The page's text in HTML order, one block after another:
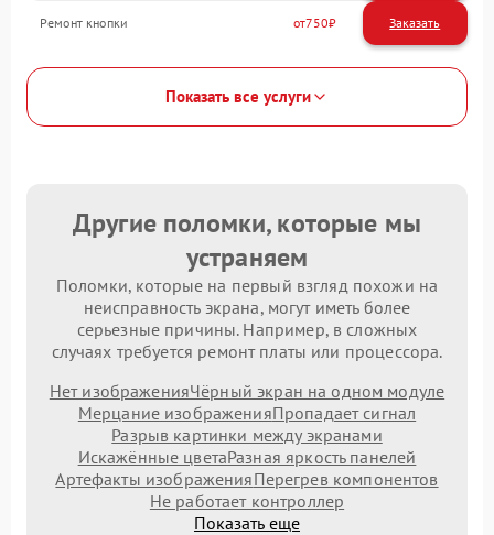
Ремонт кнопки 750
Показать все услуги
Другие поломки, которые мы
устраняем
Поломки, которые на первый взгляд похожи на
неисправность экрана, могут иметь более
серьезные причины. Например, в сложных
случаях требуется ремонт платы или процессора.
Нет изображенияЧёрный экран на одном модуле
Мерцание изображенияПропадает сигнал
Разрыв картинки между экранами
Искажённые цветаРазная яркость панелей
Артефакты изображенияПерегрев компонентов
Не работает контроллер
Показать еще